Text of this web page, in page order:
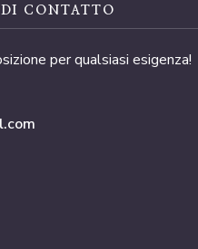
CONTATTO
per qualsiasi esigenza!